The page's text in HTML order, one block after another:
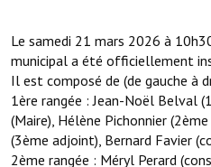
Bibliothèque
Commerçants, artisans
Commerces et professions
Exploitants agricoles
Le samedi 21 mars 2026 à
municipal a été officiellement
Il est composé de (de gauche à
1ère rangée : Jean-Noël Belval
(Maire), Hélène Pichonnier
(3ème adjoint), Bernard Favier
2ème rangée : Méryl Perard